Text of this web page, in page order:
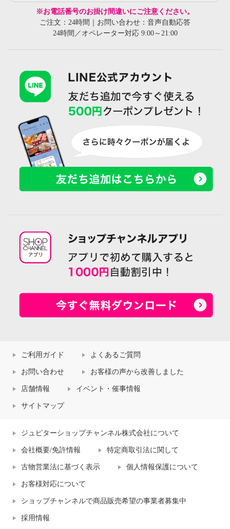
※お電話番号のお掛け間違いにご注意ください。
ご注文：24時間｜お問い合わせ：音声自動応答
24時間／オペレーター対応 9:00～21:00
ご利用ガイド よくあるご質問
お問い合わせ お客様の声から改善しました
店舗情報 イベント・催事情報
サイトマップ
ジュピターショップチャンネル株式会社について
会社概要/免許情報 特定商取引法に関して
古物営業法に基づく表示 個人情報保護について
お客様対応について
ショップチャンネルで商品販売希望の事業者募集中
採用情報